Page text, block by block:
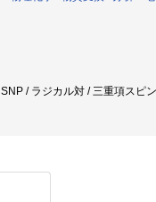
/ ラジカル対 / 三重項スピ